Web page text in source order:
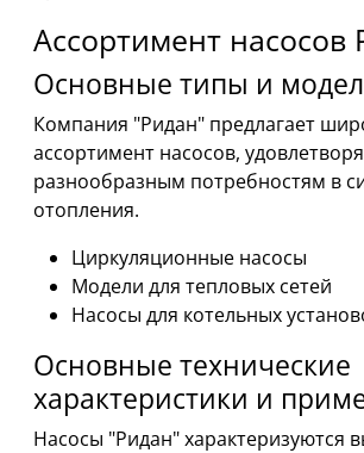
Ассортимент насосов
Основные типы и
Компания "Ридан" предлагает
ассортимент насосов,
разнообразным потребностям в
отопления.
Циркуляционные насосы
Модели для тепловых сетей
Насосы для котельных
Основные технические
характеристики и
Насосы "Ридан" характеризуются